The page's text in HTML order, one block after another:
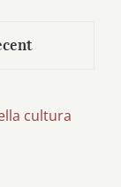
cultura